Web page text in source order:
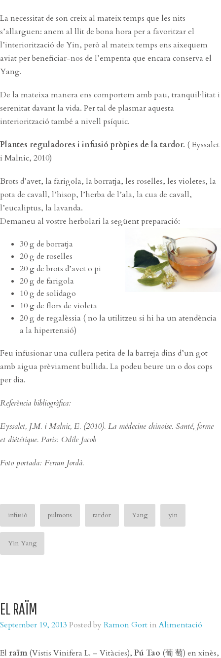
La necessitat de son creix al mateix temps que les nits
s’allarguen: anem al llit de bona hora per a favoritzar el
l’interiorització de Yin, però al mateix temps ens aixequem
aviat per beneficiar-nos de l’empenta que encara conserva el
Yang.
De la mateixa manera ens comportem amb pau, tranquil·litat i
serenitat davant la vida. Per tal de plasmar aquesta
interiorització també a nivell psíquic.
Plantes reguladores i infusió pròpies de la tardor. ( Eyssalet
i Malnic, 2010)
Brots d’avet, la farigola, la borratja, les roselles, les violetes, la
pota de cavall, l’hisop, l’herba de l’ala, la cua de cavall,
l’eucaliptus, la lavanda.
Demaneu al vostre herbolari la següent preparació:
30 g de borratja
20 g de roselles
20 g de brots d’avet o pi
20 g de farigola
10 g de solidago
10 g de flors de violeta
20 g de regalèssia ( no la utilitzeu si hi ha un atendència
a la hipertensió)
Feu infusionar una cullera petita de la barreja dins d’un got
amb aigua prèviament bullida. La podeu beure un o dos cops
per dia.
Referència bibliogràfica:
Eyssalet, J.M. i Malnic, E. (2010). La médecine chinoise. Santé, forme
et diététique. Paris: Odile Jacob
Foto portada: Ferran Jordà.
infusió pulmons tardor Yang yin
Yin Yang
EL RAÏM
September 19, 2013 Posted by Ramon Gort in Alimentació
El raïm(Vistis Vinifera L. – Vitàcies), Pú Tao (葡 萄) en xinès,